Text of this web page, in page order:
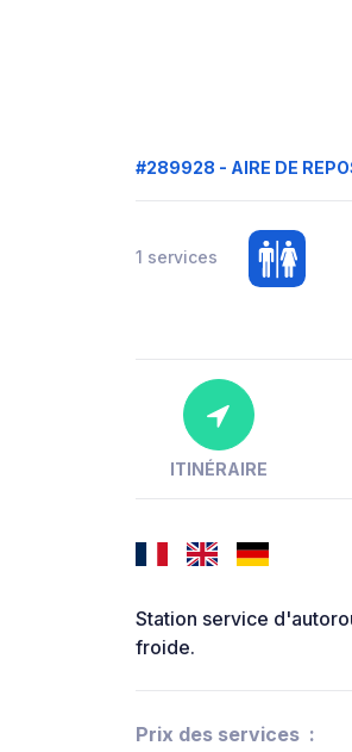
#289928 - AIRE DE
1 services
ITINÉRAIRE
Station service
froide.
Prix des services